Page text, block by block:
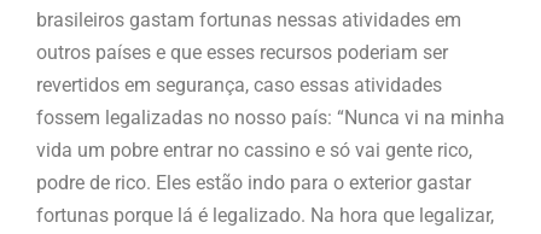
brasileiros gastam fortunas nessas atividades em
outros países e que esses recursos poderiam ser
revertidos em segurança, caso essas atividades
fossem legalizadas no nosso país: “Nunca vi na minha
vida um pobre entrar no cassino e só vai gente rico,
podre de rico. Eles estão indo para o exterior gastar
fortunas porque lá é legalizado. Na hora que legalizar,